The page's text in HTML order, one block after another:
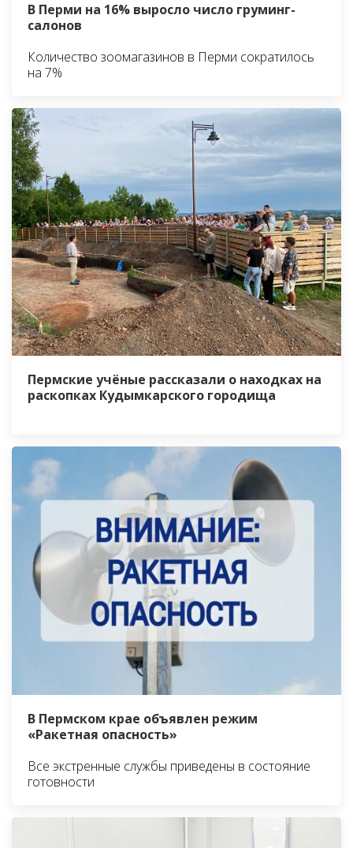
В Перми на 16% выросло число груминг-
салонов
Количество зоомагазинов в Перми сократилось
на 7%
Пермские учёные рассказали о находках на
раскопках Кудымкарского городища
В Пермском крае объявлен режим
«Ракетная опасность»
Все экстренные службы приведены в состояние
готовности